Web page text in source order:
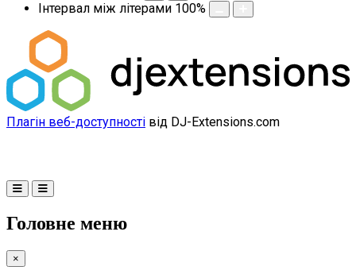
Інтервал між літерами 100%
Плагін веб-доступності від DJ-Extensions.com
Головне меню
×